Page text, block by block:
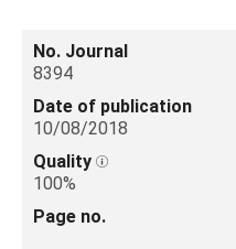
No. Journal
8394
Date of publication
10/08/2018
Quality
100%
Page no.